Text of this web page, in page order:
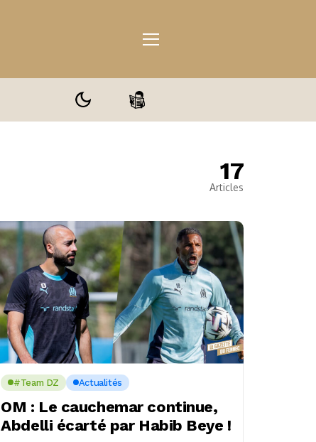
17
Articles
#Team DZ Actualités
OM : Le cauchemar continue,
Abdelli écarté par Habib Beye !